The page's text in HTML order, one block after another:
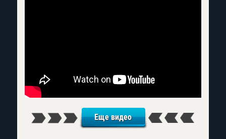
Еще видео